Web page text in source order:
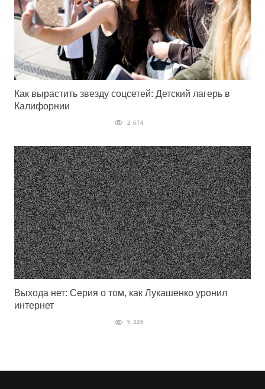
Как вырастить звезду соцсетей: Детский лагерь в
Калифорнии
2 674
Выхода нет: Серия о том, как Лукашенко уронил
интернет
5 326